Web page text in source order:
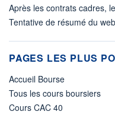
Après les contrats cadres,
Tentative de résumé du
PAGES LES PLUS
Accueil Bourse
Tous les cours boursiers
Cours CAC 40